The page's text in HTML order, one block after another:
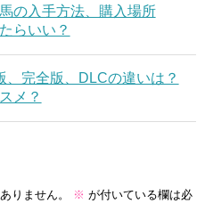
の入手方法、購入場所
らいい？
、完全版、DLCの違いは？
メ？
りません。 ※ が付いている欄は必